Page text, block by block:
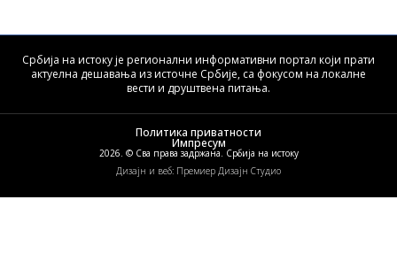
Србија на истоку је регионални информативни портал који прати
актуелна дешавања из источне Србије, са фокусом на локалне
вести и друштвена питања.
2026. © Сва права задржана. Србија на истоку
Импресум
Политика приватности
Дизајн и веб: Премиер Дизајн Студио